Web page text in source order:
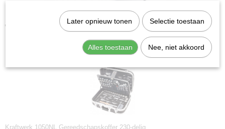
Kraftwerk 18120 Plaatboor hss-co 5-20
€ 36,03
Kraftwerk 1050NL Gereedschapskoffer 230-delig
Later opnieuw tonen Selectie toestaan
Alles toestaan Nee, niet akkoord